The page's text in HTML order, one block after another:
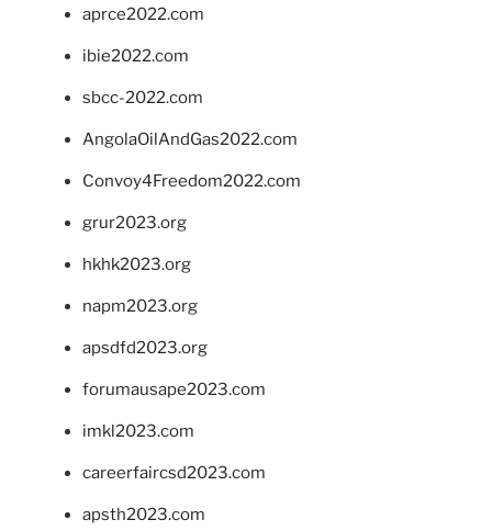
aprce2022.com
ibie2022.com
sbcc-2022.com
AngolaOilAndGas2022.com
Convoy4Freedom2022.com
grur2023.org
hkhk2023.org
napm2023.org
apsdfd2023.org
forumausape2023.com
imkl2023.com
careerfaircsd2023.com
apsth2023.com